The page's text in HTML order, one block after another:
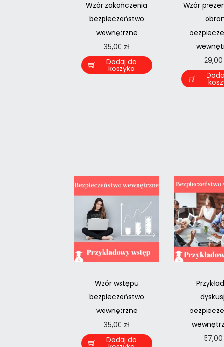
Wzór zakończenia
bezpieczeństwo
wewnętrzne
35,00 zł
Dodaj do
koszyka
Wzór
29,00
Wzór wstępu
bezpieczeństwo
wewnętrzne
35,00 zł
Dodaj do
57,00